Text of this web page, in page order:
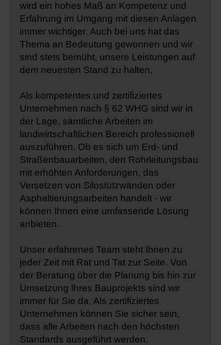
wird ein hohes Maß an Kompetenz und
Erfahrung im Umgang mit diesen Anlagen
immer wichtiger. Auch bei uns hat das
Thema an Bedeutung gewonnen und wir
sind stets bemüht, unsere Leistungen auf
dem neuesten Stand zu halten.
Als kompetentes und zertifiziertes
Unternehmen nach § 62 WHG sind wir in
der Lage, sämtliche Arbeiten im
landwirtschaftlichen Bereich professionell
auszuführen. Ob es sich um Erd- und
Straßenbauarbeiten, den Rohrleitungsbau
mit erhöhten Anforderungen, das
Versetzen von Silostützwänden oder
Asphaltierungsarbeiten handelt - wir
können Ihnen eine umfassende Lösung
anbieten.
Unser erfahrenes Team steht Ihnen zu
jeder Zeit mit Rat und Tat zur Seite. Von
der Beratung über die Planung bis hin zur
Umsetzung Ihres Bauprojekts sind wir
immer für Sie da. Als zertifiziertes
Unternehmen können Sie sicher sein,
dass alle Arbeiten nach den höchsten
Standards ausgeführt werden.